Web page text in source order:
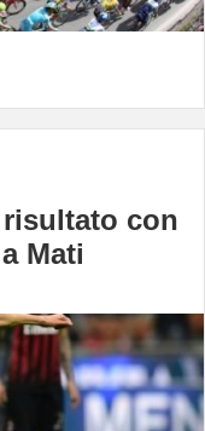
con
Mati